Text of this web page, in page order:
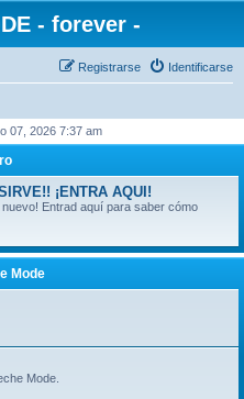
- forever -
Identificarse
Registrarse
07, 2026 7:37 am
¡ENTRA AQUI!
Entrad aquí para saber cómo
Mode
Mode.